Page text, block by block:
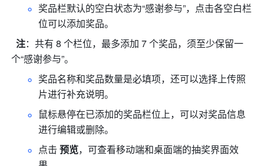
奖品栏默认的空白状态为“感谢参与”，点击各空白栏
位可以添加奖品。
注：共有 8 个栏位，最多添加 7 个奖品，须至少保留一
个“感谢参与”。
奖品名称和奖品数量是必填项，还可以选择上传照
片进行补充说明。
鼠标悬停在已添加的奖品栏位上，可以对奖品信息
进行编辑或删除。
点击 预览，可查看移动端和桌面端的抽奖界面效